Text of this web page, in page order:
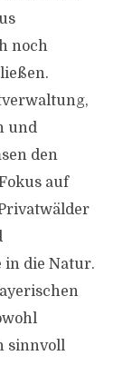
noch
und
den
auf
in die Natur.
sinnvoll